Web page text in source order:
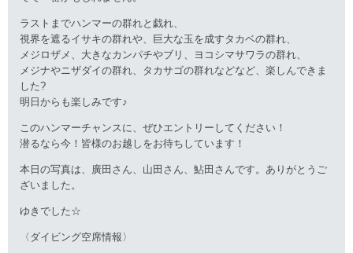
ラストまでハンマーの群れと戯れ、
視界を遮るイサキの群れや、巨大な玉を成すタカベの群れ、
メジロザメ、大きなカンパチやブリ、ヨコシマサワラの群れ、
メジナやニザダイの群れ、タカサゴの群れなどなど、楽しんできま
した?
明日からも楽しみです♪
このハンマーチャンスに、ぜひエントリーしてください！
潜るなら今！皆様のお越しをお待ちしています！
本日の写真は、廣田さん、山田さん、鮎田さんです。ありがとうご
ざいました。
ゆきでした☆
〈ダイビング空席情報〉